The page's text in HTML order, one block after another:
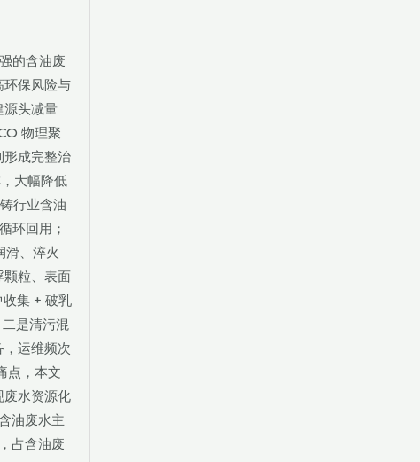
的含油废
保风险与
源头减量
物理聚
成完整治
大幅降低
行业含油
环回用；
滑、淬火
粒、表面
集 + 破乳
是清污混
运维频次
点，本文
水资源化
油废水主
占含油废